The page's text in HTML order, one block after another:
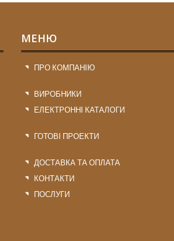
МЕНЮ
ПРО КОМПАНІЮ
ВИРОБНИКИ
ЕЛЕКТРОННІ КАТАЛОГИ
ГОТОВІ ПРОЕКТИ
ДОСТАВКА ТА ОПЛАТА
КОНТАКТИ
ПОСЛУГИ